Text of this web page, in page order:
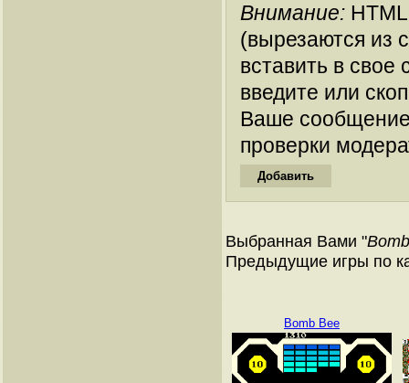
Внимание:
(вырезаются из
вставить в
введите или
Ваше
проверки
Выбранная Вами "
Предыдущие игры по
Bomb Bee